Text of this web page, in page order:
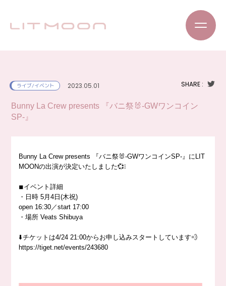
ライブ/イベント 2023.05.01 SHARE :
Bunny La Crew presents 『バニ祭🐰-GWワンコイン
SP-』
Bunny La Crew presents 『バニ祭🐰-GWワンコインSP-』にLIT
MOONの出演が決定いたしました💞❕
◾︎イベント詳細
・日時 5月4日(木祝)
open 16:30／start 17:00
・場所 Veats Shibuya
⬇️チケットは4/24 21:00からお申し込みスタートしています💨
https://tiget.net/events/243680